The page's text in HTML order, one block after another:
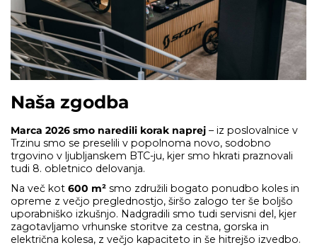
Naša zgodba
Marca 2026 smo naredili korak naprej – iz poslovalnice v
Trzinu smo se preselili v popolnoma novo, sodobno
trgovino v ljubljanskem BTC-ju, kjer smo hkrati praznovali
tudi 8. obletnico delovanja.
Na več kot 600 m² smo združili bogato ponudbo koles in
opreme z večjo preglednostjo, širšo zalogo ter še boljšo
uporabniško izkušnjo. Nadgradili smo tudi servisni del, kjer
zagotavljamo vrhunske storitve za cestna, gorska in
električna kolesa, z večjo kapaciteto in še hitrejšo izvedbo.